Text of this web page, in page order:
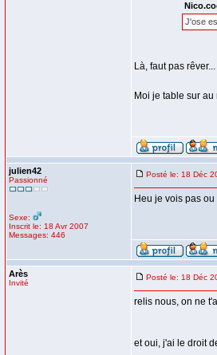
J'ose
Là, faut pas rêver...
Moi je table sur
julien42
Passionné
Sexe:
Inscrit le: 18 Avr 2007
Messages: 446
Posté le: 18 Déc
Heu je vois pas
Arès
Invité
Posté le: 18 Déc
relis nous, on ne
et oui, j'ai le droit